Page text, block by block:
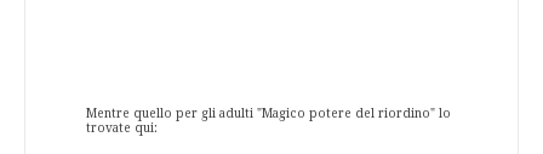
Mentre quello per gli adulti "Magico potere del riordino" lo
trovate qui: